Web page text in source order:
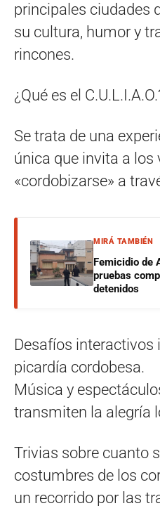
principales ciudades
su cultura, humor y
rincones.
¿Qué es el
Se trata de una
única que invita a los
«cordobizarse» a
MIRÁ TAMBIÉN
Femicidio de
pruebas
detenidos
Desafíos interactivos
picardía cordobesa.
Música y
transmiten la alegría
Trivias sobre cuanto
costumbres de los
un recorrido por las